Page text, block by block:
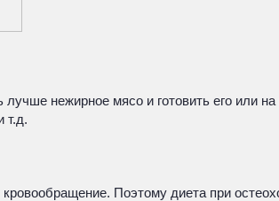
нежирное мясо и готовить его или
т.д.
Поэтому диета при